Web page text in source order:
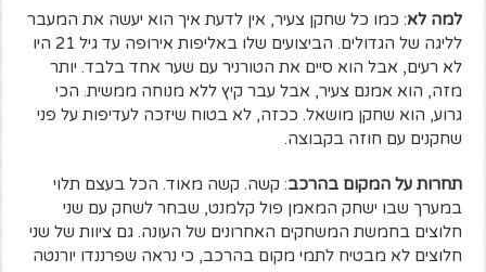
למה לא: כמו כל שחקן צעיר, אין לדעת איך הוא יעשה את המעבר
לליגה של הגדולים. הביצועים שלו באליפות אירופה עד גיל 21 היו
לא רעים, אבל הוא סיים את הטורניר עם שער אחד בלבד. יותר
מזה, הוא אמנם צעיר, אבל עבר קיץ ללא מנוחה ממשית. הכי
גרוע, הוא שחקן מושאל. ככזה, לא בטוח שיזכה לעדיפות על פני
שחקנים עם חוזה בקבוצה.
תחרות על המקום בהרכב: קשה. קשה מאוד. הכל בעצם תלוי
במערך שבו ישחק המאמן פול קלמנט, שבחר לשחק עם שני
חלוצים בחמשת המשחקים האחרונים של העונה. גם ציוות של שני
חלוצים לא מבטיח לתמי מקום בהרכב, כי נראה שפרננדו יורנטה